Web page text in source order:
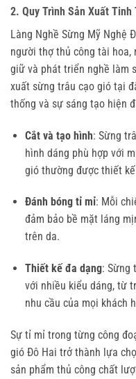
2. Quy Trình Sản Xuất
Làng Nghề Sừng Mỹ Nghệ
người thợ thủ công tài hoa,
giữ và phát triển nghề làm
xuất sừng trâu cạo gió tại
thống và sự sáng tạo hiện
Cắt và tạo hình: Sừng
hình dáng phù hợp với
gió thường được thiết
Đánh bóng tỉ mỉ: Mỗi
đảm bảo bề mặt láng
trên da.
Thiết kế đa dạng: Sừng
với nhiều kiểu dáng, từ
nhu cầu của mọi khách
Sự tỉ mỉ trong từng công
gió Đô Hai trở thành lựa
sản phẩm thủ công chất